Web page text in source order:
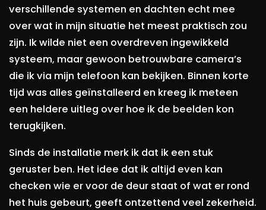
verschillende systemen en dachten echt mee
over wat in mijn situatie het meest praktisch zou
zijn. Ik wilde niet een overdreven ingewikkeld
systeem, maar gewoon betrouwbare camera’s
die ik via mijn telefoon kan bekijken. Binnen korte
tijd was alles geïnstalleerd en kreeg ik meteen
een heldere uitleg over hoe ik de beelden kon
terugkijken.
Sinds de installatie merk ik dat ik een stuk
geruster ben. Het idee dat ik altijd even kan
checken wie er voor de deur staat of wat er rond
het huis gebeurt, geeft ontzettend veel zekerheid.